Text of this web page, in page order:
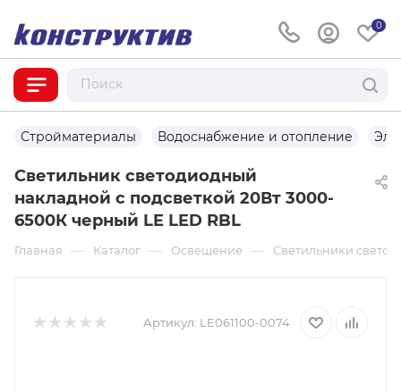
0
Стройматериалы Водоснабжение и отопление
Светильник светодиодный
накладной с подсветкой 20Вт 3000-
6500К черный LE LED RBL
Главная — Каталог — Освещение — Светильники
Артикул: LE061100-0074